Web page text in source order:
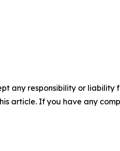
any responsibility or liability
article. If you have any